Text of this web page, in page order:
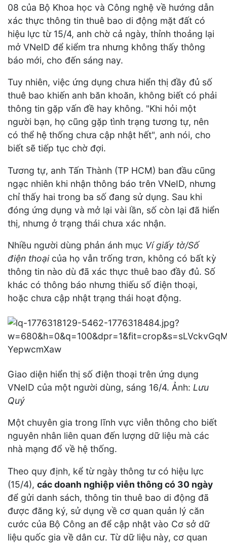
08 của Bộ Khoa học và Công nghệ về hướng dẫn
xác thực thông tin thuê bao di động mặt đất có
hiệu lực từ 15/4, anh chờ cả ngày, thỉnh thoảng lại
mở VNeID để kiểm tra nhưng không thấy thông
báo mới, cho đến sáng nay.
Tuy nhiên, việc ứng dụng chưa hiển thị đầy đủ số
thuê bao khiến anh băn khoăn, không biết có phải
thông tin gặp vấn đề hay không. "Khi hỏi một
người bạn, họ cũng gặp tình trạng tương tự, nên
có thể hệ thống chưa cập nhật hết", anh nói, cho
biết sẽ tiếp tục chờ đợi.
Tương tự, anh Tấn Thành (TP HCM) ban đầu cũng
ngạc nhiên khi nhận thông báo trên VNeID, nhưng
chỉ thấy hai trong ba số đang sử dụng. Sau khi
đóng ứng dụng và mở lại vài lần, số còn lại đã hiển
thị, nhưng ở trạng thái chưa xác nhận.
Nhiều người dùng phản ánh mục Ví giấy tờ/Số
điện thoạicủa họ vẫn trống trơn, không có bất kỳ
thông tin nào dù đã xác thực thuê bao đầy đủ. Số
khác có thông báo nhưng thiếu số điện thoại,
hoặc chưa cập nhật trạng thái hoạt động.
Giao diện hiển thị số điện thoại trên ứng dụng
VNeID của một người dùng, sáng 16/4. Ảnh: Lưu
Quý
Một chuyên gia trong lĩnh vực viễn thông cho biết
nguyên nhân liên quan đến lượng dữ liệu mà các
nhà mạng đổ về hệ thống.
Theo quy định, kể từ ngày thông tư có hiệu lực
(15/4), các doanh nghiệp viễn thông có 30 ngày
để gửi danh sách, thông tin thuê bao di động đã
được đăng ký, sử dụng về cơ quan quản lý căn
cước của Bộ Công an để cập nhật vào Cơ sở dữ
liệu quốc gia về dân cư. Từ dữ liệu này, cơ quan